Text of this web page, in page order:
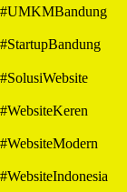
#UMKMBandung
#StartupBandung
#SolusiWebsite
#WebsiteKeren
#WebsiteModern
#WebsiteIndonesia